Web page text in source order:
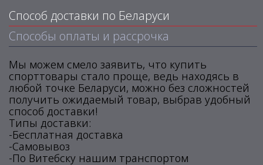
Способ доставки по Беларуси
Способы оплаты и рассрочка
Мы можем смело заявить, что купить
спорттовары стало проще, ведь находясь в
любой точке Беларуси, можно без сложностей
получить ожидаемый товар, выбрав удобный
способ доставки!
Типы доставки:
-Бесплатная доставка
-Самовывоз
-По Витебску нашим транспортом